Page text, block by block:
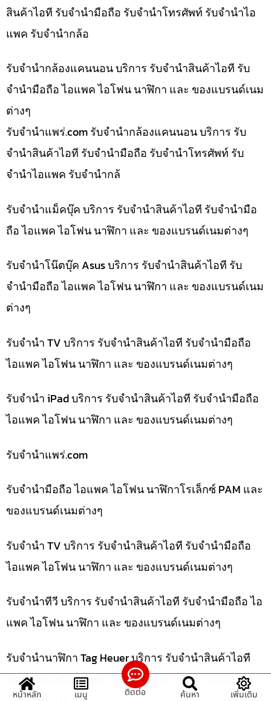
สินค้าไอที รับจำนำมือถือ รับจำนำโทรศัพท์ รับจำนำไอ
แพค รับจำนำกล้อ
รับจำนำกล้องแคนนอน บริการ รับจำนำสินค้าไอที รับ
จำนำมือถือ ไอแพค ไอโฟน นาฬิกา และ ของแบรนด์เนม
ต่างๆ
รับจํานําแพร่.com รับจำนำกล้องแคนนอน บริการ รับ
จำนำสินค้าไอที รับจำนำมือถือ รับจำนำโทรศัพท์ รับ
จำนำไอแพค รับจำนำกล้
รับจำนำแม็คบุ๊ค บริการ รับจำนำสินค้าไอที รับจำนำมือ
ถือ ไอแพค ไอโฟน นาฬิกา และ ของแบรนด์เนมต่างๆ
รับจำนำโน๊ตบุ๊ค Asus บริการ รับจำนำสินค้าไอที รับ
จำนำมือถือ ไอแพค ไอโฟน นาฬิกา และ ของแบรนด์เนม
ต่างๆ
รับจำนำ TV บริการ รับจำนำสินค้าไอที รับจำนำมือถือ
ไอแพค ไอโฟน นาฬิกา และ ของแบรนด์เนมต่างๆ
รับจำนำ iPad บริการ รับจำนำสินค้าไอที รับจำนำมือถือ
ไอแพค ไอโฟน นาฬิกา และ ของแบรนด์เนมต่างๆ
รับจํานําแพร่.com
รับจำนำมือถือ ไอแพค ไอโฟน นาฬิกาโรเล็กซ์ PAM และ
ของแบรนด์เนมต่างๆ
รับจำนำ TV บริการ รับจำนำสินค้าไอที รับจำนำมือถือ
ไอแพค ไอโฟน นาฬิกา และ ของแบรนด์เนมต่างๆ
รับจำนำทีวี บริการ รับจำนำสินค้าไอที รับจำนำมือถือ ไอ
แพค ไอโฟน นาฬิกา และ ของแบรนด์เนมต่างๆ
รับจำนำนาฬิกา Tag Heuer บริการ รับจำนำสินค้าไอที
รับจำนำมือถือ ไอแพค ไอโฟน นาฬิกา และ ของแบ
หน้าหลัก เมนู ติดต่อ ค้นหา เพิ่มเติม